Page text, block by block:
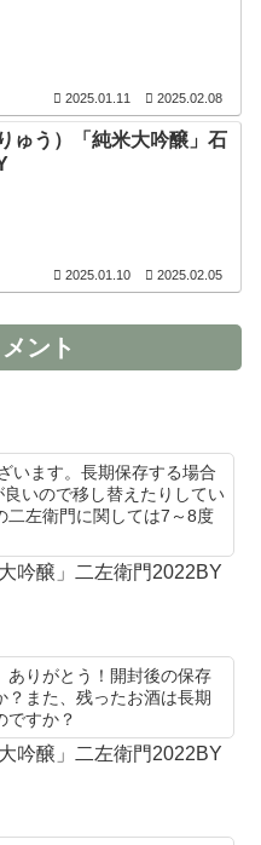
2025.01.11 2025.02.08
ゅう）「純米大吟醸」石
2025.01.10 2025.02.05
ント
います。長期保存する場合
いので移し替えたりしてい
二左衛門に関しては7～8度
吟醸」二左衛門2022BY
ありがとう！開封後の保存
？また、残ったお酒は長期
ですか？
吟醸」二左衛門2022BY